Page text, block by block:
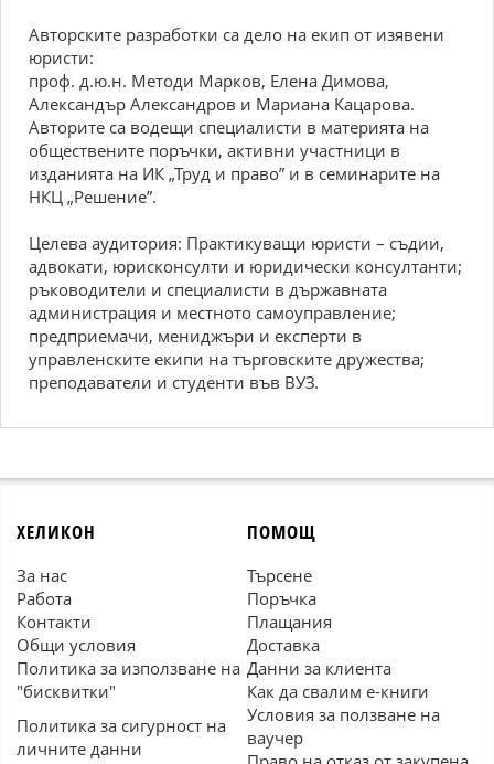
Авторските разработки са дело на екип от изявени
юристи:
проф. д.ю.н. Методи Марков, Елена Димова,
Александър Александров и Мариана Кацарова.
Авторите са водещи специалисти в материята на
обществените поръчки, активни участници в
изданията на ИК „Труд и право” и в семинарите на
НКЦ „Решение”.
Целева аудитория: Практикуващи юристи – съдии,
адвокати, юрисконсулти и юридически консултанти;
ръководители и специалисти в държавната
администрация и местното самоуправление;
предприемачи, мениджъри и експерти в
управленските екипи на търговските дружества;
преподаватели и студенти във ВУЗ.
ХЕЛИКОН
За нас
Работа
Контакти
Общи условия
Политика за използване на
"бисквитки"
Политика за сигурност на
личните данни
ПОМОЩ
Търсене
Поръчка
Плащания
Доставка
Данни за клиента
Как да свалим е-книги
Условия за ползване на
ваучер